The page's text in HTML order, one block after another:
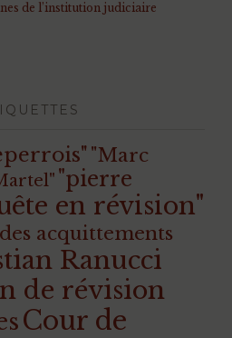
de l’institution judiciaire
"Marc
"pierre
en révision"
acquittements
Ranucci
de révision
Cour de